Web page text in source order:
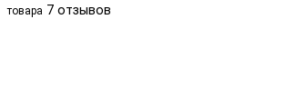
товара 7 отзывов